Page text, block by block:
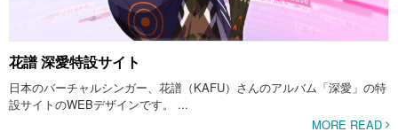
花譜 深愛特設サイト
日本のバーチャルシンガー、花譜（KAFU）さんのアルバム「深愛」の特
設サイトのWEBデザインです。 ...
MORE READ